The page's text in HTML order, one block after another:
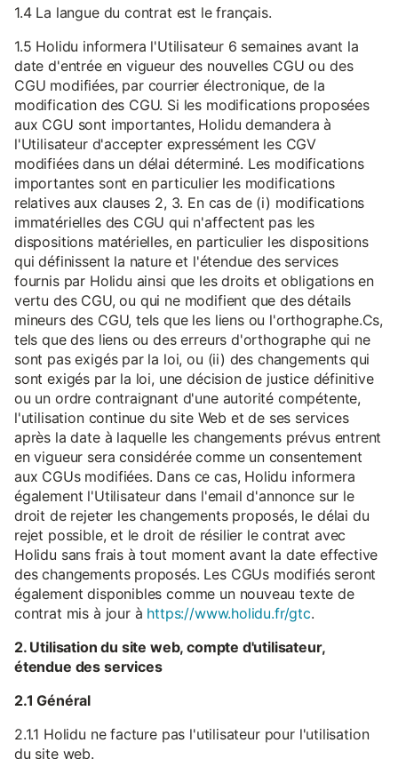
1.4 La langue du contrat est le français.
1.5 Holidu informera l'Utilisateur 6 semaines avant la
date d'entrée en vigueur des nouvelles CGU ou des
CGU modifiées, par courrier électronique, de la
modification des CGU. Si les modifications proposées
aux CGU sont importantes, Holidu demandera à
l'Utilisateur d'accepter expressément les CGV
modifiées dans un délai déterminé. Les modifications
importantes sont en particulier les modifications
relatives aux clauses 2, 3. En cas de (i) modifications
immatérielles des CGU qui n'affectent pas les
dispositions matérielles, en particulier les dispositions
qui définissent la nature et l'étendue des services
fournis par Holidu ainsi que les droits et obligations en
vertu des CGU, ou qui ne modifient que des détails
mineurs des CGU, tels que les liens ou l'orthographe.Cs,
tels que des liens ou des erreurs d'orthographe qui ne
sont pas exigés par la loi, ou (ii) des changements qui
sont exigés par la loi, une décision de justice définitive
ou un ordre contraignant d'une autorité compétente,
l'utilisation continue du site Web et de ses services
après la date à laquelle les changements prévus entrent
en vigueur sera considérée comme un consentement
aux CGUs modifiées. Dans ce cas, Holidu informera
également l'Utilisateur dans l'email d'annonce sur le
droit de rejeter les changements proposés, le délai du
rejet possible, et le droit de résilier le contrat avec
Holidu sans frais à tout moment avant la date effective
des changements proposés. Les CGUs modifiés seront
également disponibles comme un nouveau texte de
contrat mis à jour à https://www.holidu.fr/gtc.
2. Utilisation du site web, compte d'utilisateur,
étendue des services
2.1 Général
2.1.1 Holidu ne facture pas l'utilisateur pour l'utilisation
du site web.